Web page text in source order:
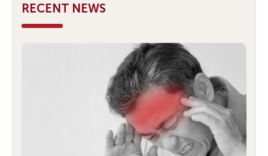
RECENT NEWS